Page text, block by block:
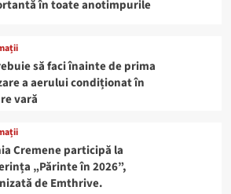
în toate anotimpurile
să faci înainte de prima
a aerului condiționat în
vară
Cremene participă la
„Părinte în 2026”,
de Emthrive.